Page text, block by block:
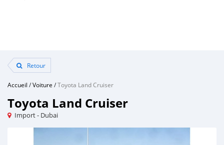
Retour
Accueil /Voiture /Toyota Land Cruiser
Toyota Land Cruiser
Import - Dubai